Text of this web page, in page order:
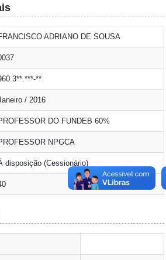
ADRIANO DE SOUSA
**
/ 2016
DO FUNDEB 60%
NPGCA
disposição (Cessionário)